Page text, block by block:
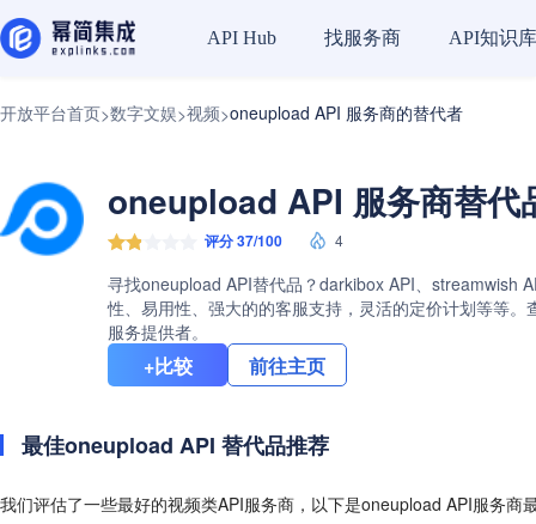
API Hub 找服务商 API知识库
开放平台首页>数字文娱>视频>oneupload API 服务商的替代者
oneupload API 服务商替代
评分 37/100 4
寻找oneupload API替代品？darkibox API、streamwish
性、易用性、强大的的客服支持，灵活的定价计划等等
服务提供者。
+比较 前往主页
最佳oneupload API 替代品推荐
我们评估了一些最好的视频类API服务商，以下是oneupload API服务商